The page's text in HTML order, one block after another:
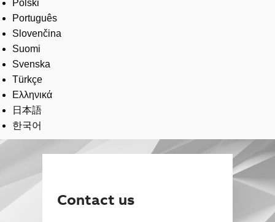
Polski
Português
Slovenčina
Suomi
Svenska
Türkçe
Ελληνικά
日本語
한국어
Contact us